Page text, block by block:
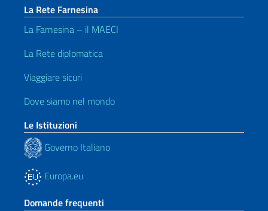
La Rete Farnesina
La Farnesina – il MAECI
La Rete diplomatica
Viaggiare sicuri
Dove siamo nel mondo
Le Istituzioni
Governo Italiano
Europa.eu
Domande frequenti